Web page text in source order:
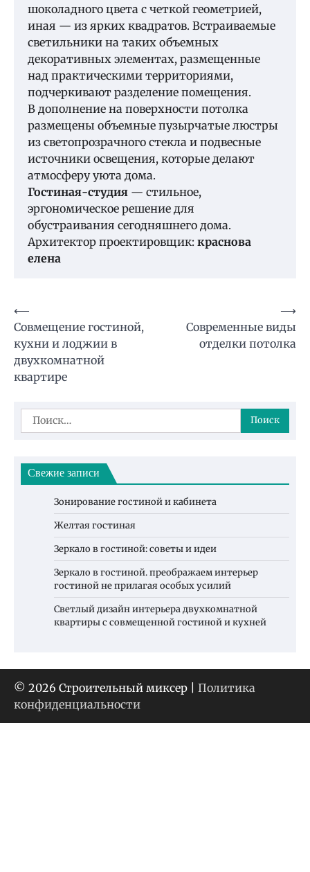
шоколадного цвета с четкой геометрией,
иная — из ярких квадратов. Встраиваемые
светильники на таких объемных
декоративных элементах, размещенные
над практическими территориями,
подчеркивают разделение помещения.
В дополнение на поверхности потолка
размещены объемные пузырчатые люстры
из светопрозрачного стекла и подвесные
источники освещения, которые делают
атмосферу уюта дома.
Гостиная-студия — стильное,
эргономическое решение для
обустраивания сегодняшнего дома.
Архитектор проектировщик: краснова
елена
Навигация
по
записям
⟵
Совмещение гостиной,
кухни и лоджии в
двухкомнатной
квартире
Современные виды
отделки потолка
⟶
Найти:
Свежие записи
Зонирование гостиной и кабинета
Желтая гостиная
Зеркало в гостиной: советы и идеи
Зеркало в гостиной. преображаем интерьер
гостиной не прилагая особых усилий
Светлый дизайн интерьера двухкомнатной
квартиры с совмещенной гостиной и кухней
© 2026 Строительный миксер | Политика
конфиденциальности